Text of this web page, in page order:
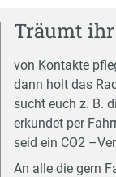
Träumt
von Kontakte
dann holt das
sucht euch z. B.
erkundet per
seid ein CO2
An alle die gern